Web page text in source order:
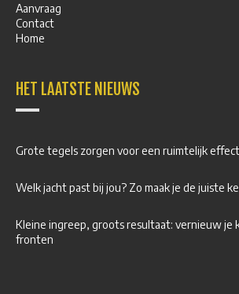
Aanvraag
Contact
Home
HET LAATSTE NIEUWS
Grote tegels zorgen voor een ruimtelijk effect
Welk jacht past bij jou? Zo maak je de juiste
Kleine ingreep, groots resultaat: vernieuw je
fronten